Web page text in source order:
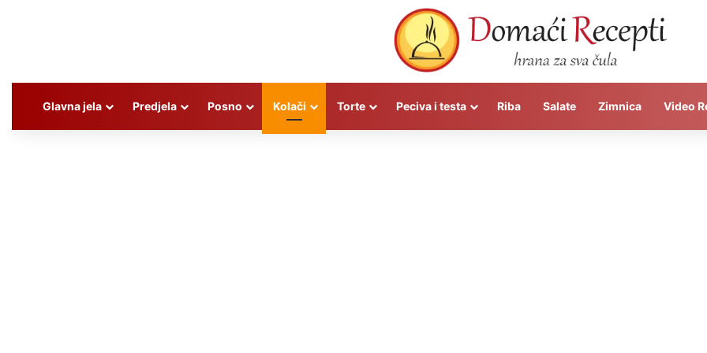
Glavna jela Predjela Posno Kolači Torte Peciva i testa Riba Salate Zimnica Video